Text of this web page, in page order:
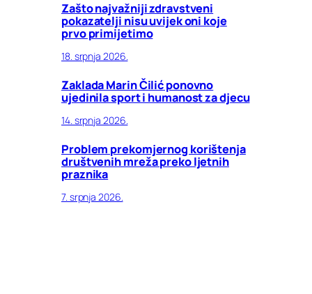
Zašto najvažniji zdravstveni
pokazatelji nisu uvijek oni koje
prvo primijetimo
18. srpnja 2026.
Zaklada Marin Čilić ponovno
ujedinila sport i humanost za djecu
14. srpnja 2026.
Problem prekomjernog korištenja
društvenih mreža preko ljetnih
praznika
7. srpnja 2026.